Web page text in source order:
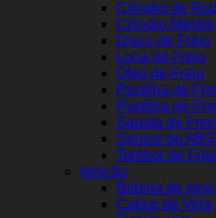
Cilindro de
Cilindro
Disco de Freio
Lona de Freio
Óleo de Freio
Pastilha de
Pastilha de
Sapata de
Sensor do ABS
Tambor de
Ignição
Bobina de
Cabos de Vela